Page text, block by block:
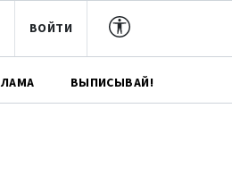
ВОЙТИ
ВЫПИСЫВАЙ!